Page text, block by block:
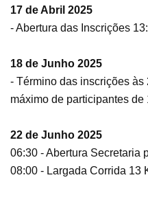
17 de Abril 2025
- Abertura das Inscrições
18 de Junho 2025
- Término das inscrições
máximo de participantes de
22 de Junho 2025
06:30 - Abertura Secretaria
08:00 - Largada Corrida 13